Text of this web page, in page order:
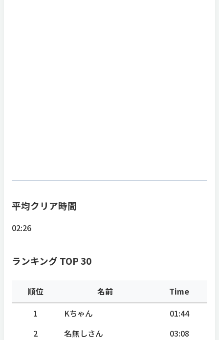
平均クリア時間
02:26
ランキング TOP 30
順位 名前
Time
1
Kちゃん
01:44
2
名無しさん 03:08